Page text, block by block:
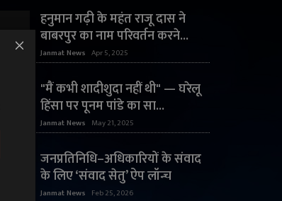
हनुमान गढ़ी के महंत राजू दास ने
बाबरपुर का नाम परिवर्तन करने...
Janmat News Apr 5, 2025
"मैं कभी शादीशुदा नहीं थी" — घरेलू
हिंसा पर पूनम पांडे का सा...
Janmat News May 21, 2025
जनप्रतिनिधि–अधिकारियों के संवाद
के लिए ‘संवाद सेतु’ ऐप लॉन्च
Janmat News Feb 25, 2026